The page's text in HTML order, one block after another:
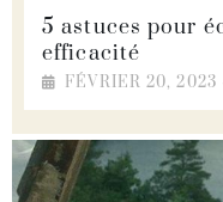
5 astuces pour
efficacité
FÉVRIER 20, 2023